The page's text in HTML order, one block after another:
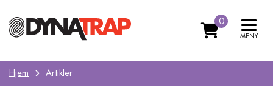
0
MENY
Hjem Artikler